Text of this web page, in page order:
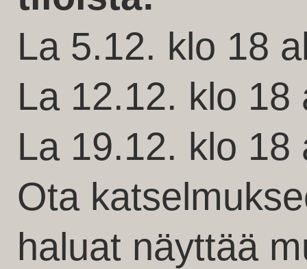
La 5.12. klo 18
La 12.12. klo 18
La 19.12. klo 18
Ota
haluat näyttää